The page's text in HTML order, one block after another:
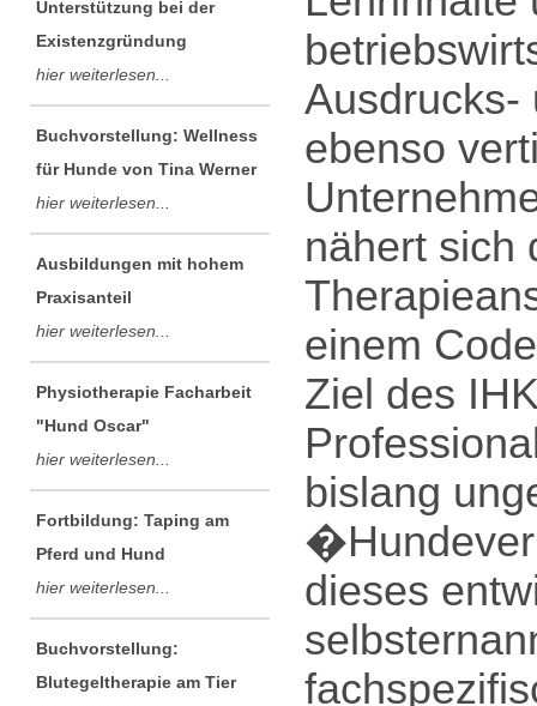
Unterstützung bei der
Existenzgründung
hier weiterlesen...
Buchvorstellung: Wellness
für Hunde von Tina Werner
hier weiterlesen...
Ausbildungen mit hohem
Praxisanteil
hier weiterlesen...
Physiotherapie Facharbeit
"Hund Oscar"
hier weiterlesen...
Fortbildung: Taping am
Pferd und Hund
hier weiterlesen...
Buchvorstellung:
Blutegeltherapie am Tier
Ausdrucks-
ebenso
nähert sich
einem
Ziel des
bislang
dieses